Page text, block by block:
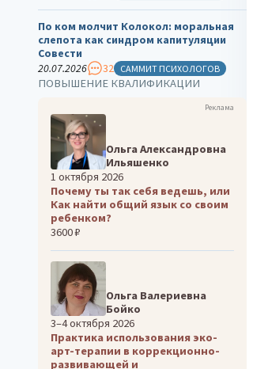
По ком молчит Колокол: моральная
слепота как синдром капитуляции
Совести
20.07.2026
32 САММИТ ПСИХОЛОГОВ
ПОВЫШЕНИЕ КВАЛИФИКАЦИИ
Реклама
Ольга Александровна
Ильяшенко
1 октября 2026
Почему ты так себя ведешь, или
Как найти общий язык со своим
ребенком?
3600 ₽
Ольга Валериевна
Бойко
3–4 октября 2026
Практика использования эко-
арт-терапии в коррекционно-
развивающей и